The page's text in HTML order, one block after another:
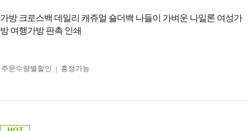
가방 크로스백 데일리 캐쥬얼 숄더백 나들이 가벼운 나일론 여성가
방 여행가방 판촉 인쇄
주문수량별할인
흥정가능